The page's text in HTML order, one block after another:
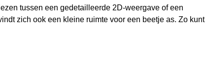
tussen een gedetailleerde 2D-weergave of een
zich ook een kleine ruimte voor een beetje as. Zo kunt